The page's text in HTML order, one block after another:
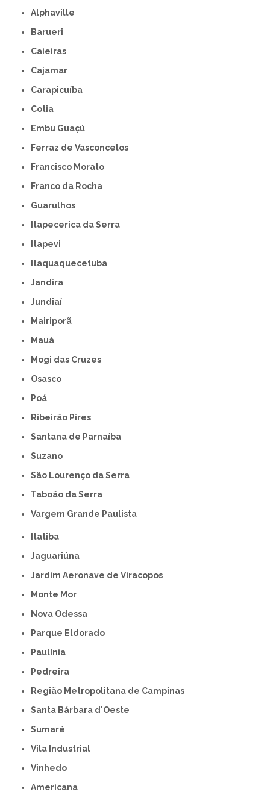
Alphaville
Barueri
Caieiras
Cajamar
Carapicuíba
Cotia
Embu Guaçú
Ferraz de Vasconcelos
Francisco Morato
Franco da Rocha
Guarulhos
Itapecerica da Serra
Itapevi
Itaquaquecetuba
Jandira
Jundiaí
Mairiporã
Mauá
Mogi das Cruzes
Osasco
Poá
Ribeirão Pires
Santana de Parnaíba
Suzano
São Lourenço da Serra
Taboão da Serra
Vargem Grande Paulista
Itatiba
Jaguariúna
Jardim Aeronave de Viracopos
Monte Mor
Nova Odessa
Parque Eldorado
Paulínia
Pedreira
Região Metropolitana de Campinas
Santa Bárbara d'Oeste
Sumaré
Vila Industrial
Vinhedo
americana